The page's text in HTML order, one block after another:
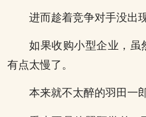
进而趁着竞争对手没出
如果收购小型企业，虽
有点太慢了。
本来就不太醉的羽田一